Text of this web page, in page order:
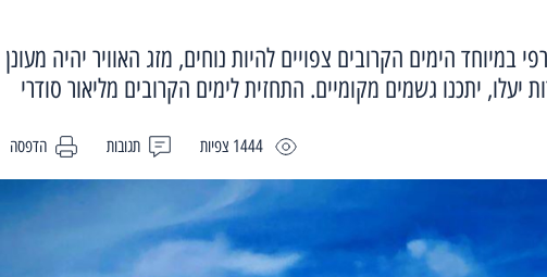
במיוחד הימים הקרובים צפויים להיות נוחים, מזג האוויר יהיה מעונן
יעלו, יתכנו גשמים מקומיים. התחזית לימים הקרובים מליאור סודרי
1444 צפיות תגובות הדפסה